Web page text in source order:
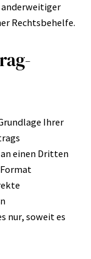
Rechtsbehelfe.
Ihrer
einen Dritten
nur, soweit es